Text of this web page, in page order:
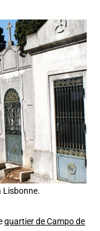
Lisbonne.
quartier de Campo de